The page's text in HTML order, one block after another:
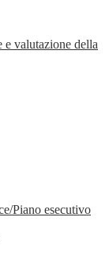
e valutazione della
Piano esecutivo